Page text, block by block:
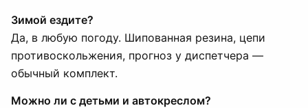
Зимой ездите?
Да, в любую погоду. Шипованная резина, цепи
противоскольжения, прогноз у диспетчера —
обычный комплект.
Можно ли с детьми и автокреслом?